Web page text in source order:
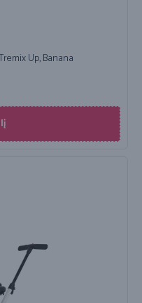
Up, Banana